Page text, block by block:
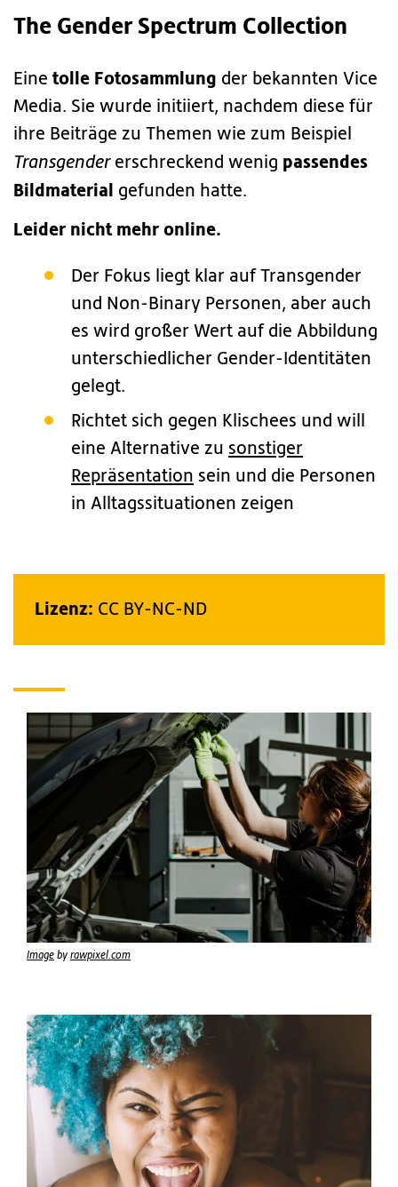
The Gender Spectrum Collection
Eine tolle Fotosammlung der bekannten Vice
Media. Sie wurde initiiert, nachdem diese für
ihre Beiträge zu Themen wie zum Beispiel
Transgender erschreckend wenig passendes
Bildmaterial
gefunden hatte.
Leider nicht mehr online.
Der Fokus liegt klar auf Transgender
und Non-Binary Personen, aber auch
es wird großer Wert auf die Abbildung
unterschiedlicher Gender-Identitäten
gelegt.
Richtet sich gegen Klischees und will
eine Alternative zu sonstiger
Repräsentation sein und die Personen
in Alltagssituationen zeigen
Lizenz: CC BY-NC-ND
Image by rawpixel.com